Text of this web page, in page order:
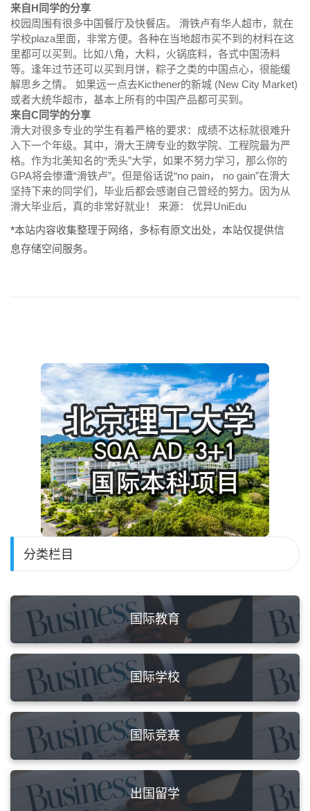
来自H同学的分享
校园周围有很多中国餐厅及快餐店。 滑铁卢有华人超市，就在
学校plaza里面，非常方便。各种在当地超市买不到的材料在这
里都可以买到。比如八角，大料，火锅底料，各式中国汤料
等。逢年过节还可以买到月饼，粽子之类的中国点心，很能缓
解思乡之情。 如果远一点去Kicthener的新城 (New City Market)
或者大统华超市，基本上所有的中国产品都可买到。
来自C同学的分享
滑大对很多专业的学生有着严格的要求：成绩不达标就很难升
入下一个年级。其中，滑大王牌专业的数学院、工程院最为严
格。作为北美知名的“秃头”大学，如果不努力学习，那么你的
GPA将会惨遭“滑铁卢”。但是俗话说“no pain， no gain”在滑大
坚持下来的同学们，毕业后都会感谢自己曾经的努力。因为从
滑大毕业后，真的非常好就业！ 来源： 优异UniEdu
*本站内容收集整理于网络，多标有原文出处，本站仅提供信
息存储空间服务。
分类栏目
国际教育
国际学校
国际竞赛
出国留学